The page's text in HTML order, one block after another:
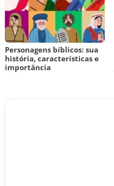
Personagens bíblicos: sua
história, características e
importância